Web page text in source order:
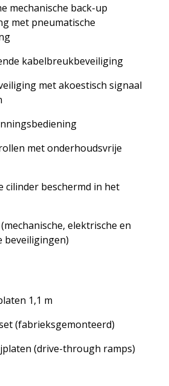
mechanische back-up
met pneumatische
kabelbreukbeveiliging
met akoestisch signaal
met onderhoudsvrije
cilinder beschermd in het
elektrische en
beveiligingen)
1,1 m
(fabrieksgemonteerd)
(drive-through ramps)